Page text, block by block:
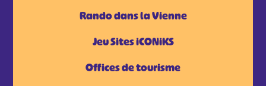
Rando dans la Vienne
Jeu Sites iCONiKS
Offices de tourisme